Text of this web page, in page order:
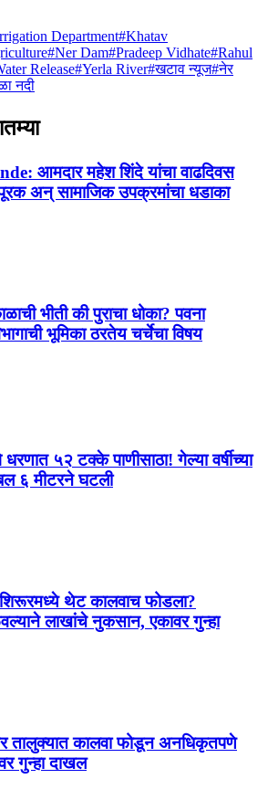
Department#Khatav
#Ner Dam#Pradeep Vidhate#Rahul
Release#Yerla River#खटाव न्यूज#नेर
नदी
आमदार महेश शिंदे यांचा वाढदिवस
अन् सामाजिक उपक्रमांचा धडाका
भीती की पुराचा धोका? पवना
भूमिका ठरतेय चर्चेचा विषय
५२ टक्के पाणीसाठा! गेल्या वर्षीच्या
६ मीटरने घटली
थेट कालवाच फोडला?
लाखांचे नुकसान, एकावर गुन्हा
तालुक्यात कालवा फोडून अनधिकृतपणे
गुन्हा दाखल